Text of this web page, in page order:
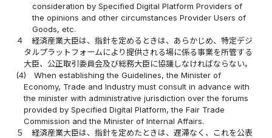
consideration by Specified Digital Platform Providers of
the opinions and other circumstances Provider Users of
Goods, etc.
４
経済産業大臣は、指針を定めるときは、あらかじめ、特定デジ
タルプラットフォームにより提供される場に係る事業を所管する
大臣、公正取引委員会及び総務大臣に協議しなければならない。
(4)
When establishing the Guidelines, the Minister of
Economy, Trade and Industry must consult in advance with
the minister with administrative jurisdiction over the forums
provided by Specified Digital Platform, the Fair Trade
Commission and the Minister of Internal Affairs.
５
経済産業大臣は、指針を定めたときは、遅滞なく、これを公表